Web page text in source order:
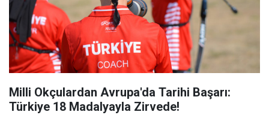
Milli Okçulardan Avrupa'da Tarihi Başarı:
Türkiye 18 Madalyayla Zirvede!